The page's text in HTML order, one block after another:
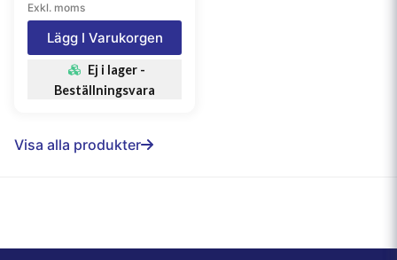
Exkl. moms
Lägg I Varukorgen
Ej i lager -
Beställningsvara
Visa alla produkter